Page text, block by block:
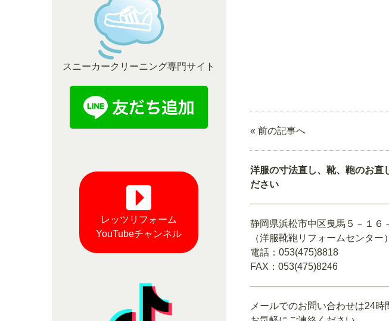
スニーカークリーニング専門サイト
レッツリフォーム
YouTubeチャンネル
« 前の記事へ
洋服の寸法直し、靴、鞄のお直
ださい
静岡県浜松市中区曳馬５－１６
（洋服靴鞄リフォームセンター）
電話：053(475)8818
FAX：053(475)8246
メールでのお問い合わせは24時